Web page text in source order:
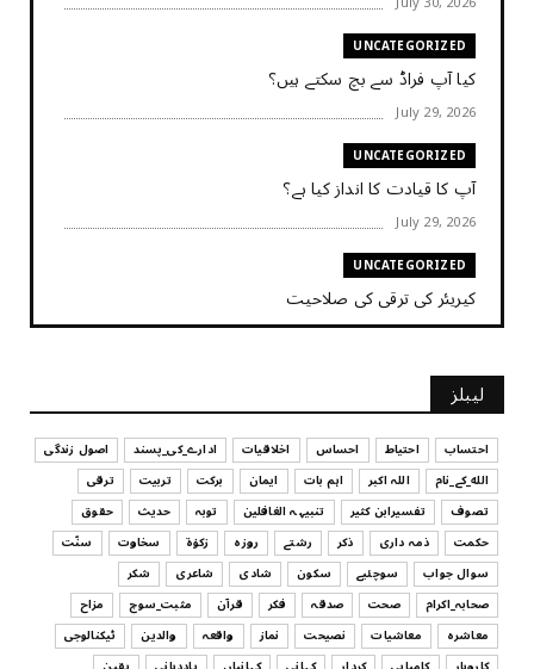
UNCATEGORIZED
کیا آپ فراڈ سے بچ سکتے ہیں؟
July 29, 2026
UNCATEGORIZED
آپ کا قیادت کا انداز کیا ہے؟
July 29, 2026
UNCATEGORIZED
کیریئر کی ترقی کی صلاحیت
July 29, 2026
UNCATEGORIZED
کیا آپ اپنے باس کو مؤثر طریقے سے منظم کر رہے ہیں
July 29, 2026
UNCATEGORIZED
اس وقت آپ کا موڈ کیسا ہے؟
July 29, 2026
UNCATEGORIZED
قرض لینے اور دینے میں ہوشیاری
July 29, 2026
لیبلز
احتساب احتیاط احساس اخلاقیات ادارے_کی_پسند
اصول زندگی
الله_کے_نام
اللہ اکبر اہم بات ایمان برکت تربیت
ترقی
تصوف
تفسیرابن کثیر تنبیہہ الغافلین توبہ حدیث
حقوق
حکمت
ذمہ داری ذکر رشتے روزہ زکوٰۃ سخاوت
سنّت
سوال جواب
سوچئیے سکون شادی شاعری
شکر
صحابہ_اکرام
صحت صدقہ فکر قرآن مثبت_سوچ
مزاح
معاشرہ
معاشیات نصیحت نماز واقعہ والدین
ٹیکنالوجی